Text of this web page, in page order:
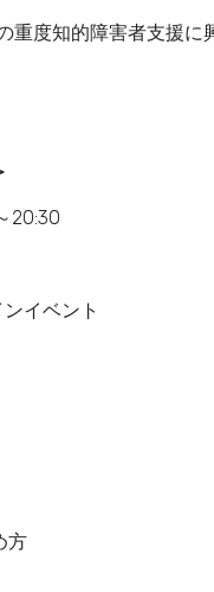
重度知的障害者支援
20:30
イベント
方